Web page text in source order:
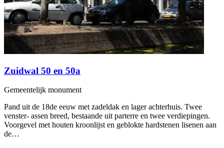
Zuidwal 50 en 50a
Gemeentelijk monument
Pand uit de 18de eeuw met zadeldak en lager achterhuis. Twee
venster- assen breed, bestaande uit parterre en twee verdiepingen.
Voorgevel met houten kroonlijst en geblokte hardstenen lisenen aan
de…